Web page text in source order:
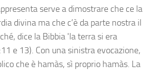
serve a dimostrare che ce la
divina ma che c’è da parte nostra il
dice la Bibbia 'la terra si era
e 13). Con una sinistra evocazione,
che è hamàs, sì proprio hamàs. La